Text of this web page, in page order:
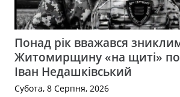
Понад рік вважався
Житомирщину «на щиті»
Іван Недашківський
Субота, 8 Серпня, 2026